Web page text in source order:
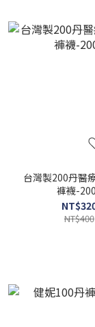
台灣製200丹醫
褲襪-
NT$400